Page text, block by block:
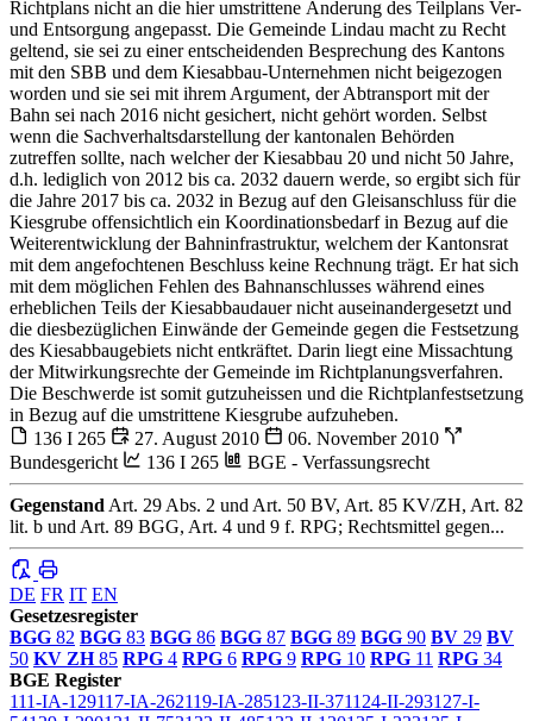
Richtplans nicht an die hier umstrittene Änderung des Teilplans Ver-
und Entsorgung angepasst. Die Gemeinde Lindau macht zu Recht
geltend, sie sei zu einer entscheidenden Besprechung des Kantons
mit den SBB und dem Kiesabbau-Unternehmen nicht beigezogen
worden und sie sei mit ihrem Argument, der Abtransport mit der
Bahn sei nach 2016 nicht gesichert, nicht gehört worden. Selbst
wenn die Sachverhaltsdarstellung der kantonalen Behörden
zutreffen sollte, nach welcher der Kiesabbau 20 und nicht 50 Jahre,
d.h. lediglich von 2012 bis ca. 2032 dauern werde, so ergibt sich für
die Jahre 2017 bis ca. 2032 in Bezug auf den Gleisanschluss für die
Kiesgrube offensichtlich ein Koordinationsbedarf in Bezug auf die
Weiterentwicklung der Bahninfrastruktur, welchem der Kantonsrat
mit dem angefochtenen Beschluss keine Rechnung trägt. Er hat sich
mit dem möglichen Fehlen des Bahnanschlusses während eines
erheblichen Teils der Kiesabbaudauer nicht auseinandergesetzt und
die diesbezüglichen Einwände der Gemeinde gegen die Festsetzung
des Kiesabbaugebiets nicht entkräftet. Darin liegt eine Missachtung
der Mitwirkungsrechte der Gemeinde im Richtplanungsverfahren.
Die Beschwerde ist somit gutzuheissen und die Richtplanfestsetzung
in Bezug auf die umstrittene Kiesgrube aufzuheben.
136 I 265
27. August 2010
06. November 2010
Bundesgericht
136 I 265 BGE - Verfassungsrecht
Gegenstand Art. 29 Abs. 2 und Art. 50 BV, Art. 85 KV/ZH, Art. 82
lit. b und Art. 89 BGG, Art. 4 und 9 f. RPG; Rechtsmittel gegen...
DE FR IT EN
Gesetzesregister
BGG 82 BGG 83 BGG 86 BGG 87 BGG 89 BGG 90 BV 29 BV
50 KV ZH85 RPG 4 RPG 6 RPG 9 RPG 10 RPG 11 RPG 34
BGE Register
111-IA-129117-IA-262119-IA-285123-II-371124-II-293127-I-